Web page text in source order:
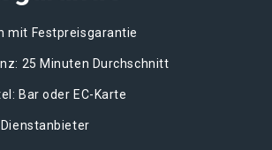
mit Festpreisgarantie
25 Minuten Durchschnitt
Bar oder EC-Karte